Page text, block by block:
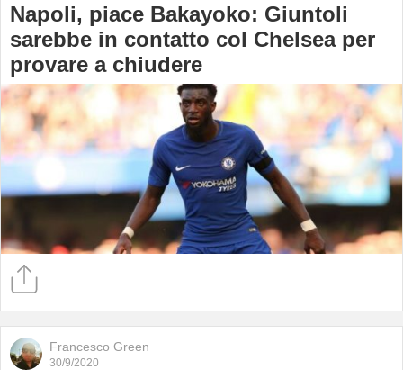
Napoli, piace Bakayoko: Giuntoli
sarebbe in contatto col Chelsea per
provare a chiudere
Francesco Green
30/9/2020